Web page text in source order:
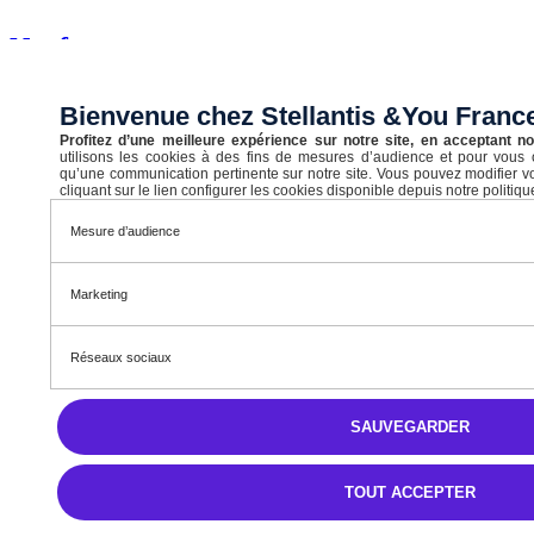
Neuf
Corsa Ultimate 1.2 Turbo Hybrid 110ch Automatique
Essence
Automatique
B (103 g/km)
Prix initial
30 090 €
Prix en baisse de
Bienvenue chez Stellantis &You
Profitez d’une meilleure expérience sur notre site, en acceptant
utilisons les cookies à des fins de mesures d’audience et pour
qu’une communication pertinente sur notre site. Vous pouvez modifier
cliquant sur le lien configurer les cookies disponible depuis notre
Mesure d’audience
Marketing
Réseaux sociaux
TOUT ACCEPTER
SAUVEGARDER